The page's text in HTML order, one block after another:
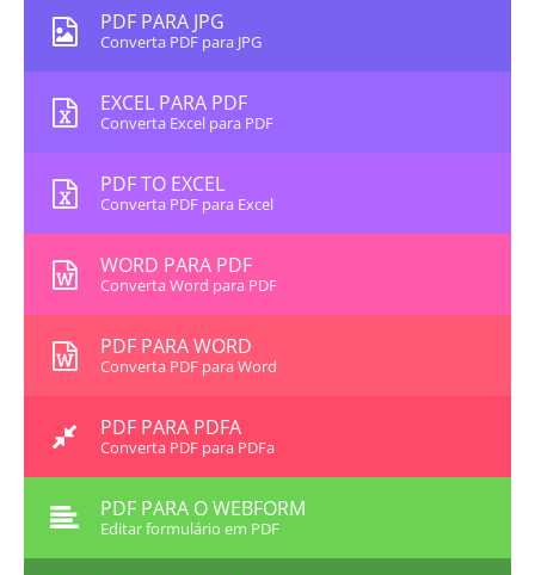
PDF PARA JPG
Converta PDF para JPG
EXCEL PARA PDF
Converta Excel para PDF
PDF TO EXCEL
Converta PDF para Excel
WORD PARA PDF
Converta Word para PDF
PDF PARA WORD
Converta PDF para Word
PDF PARA PDFA
Converta PDF para PDFa
PDF PARA O WEBFORM
Editar formulário em PDF